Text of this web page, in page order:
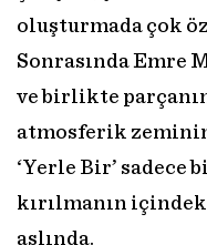
oluşturmada çok
Sonrasında Emre
ve birlikte
atmosferik
‘Yerle Bir’ sadece
kırılmanın
aslında.